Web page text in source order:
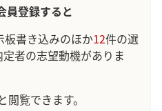
員登録すると
板書き込みのほか12件の選
者の志望動機がありま
閲覧できます。